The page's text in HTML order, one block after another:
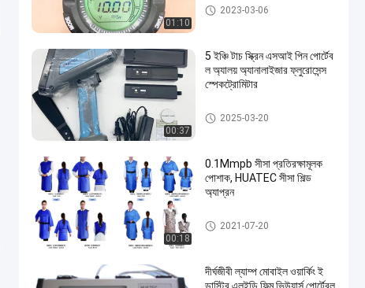
01:10
এক্স-রে ফাটল আবিষ্কারক
2023-03-06
00:37
5 ইঞ্চি টাচ স্ক্রিন এসআই পিন পোর্টেব
ল অ্যালয় অ্যানালাইজার ফ্লুরোসেন্স
স্পেকট্রোমিটার
এক্স-রে ফাটল আবিষ্কারক
2025-03-20
00:18
0.1Mmpb সীসা প্রতিরক্ষামূলক
পোশাক, HUATEC সীসা শিল্ড
অ্যাপ্রন
এক্স-রে ফাটল আবিষ্কারক
2021-07-20
দীর্ঘজীবী ল্যাম্প মোবাইল ওয়ার্কিং ই